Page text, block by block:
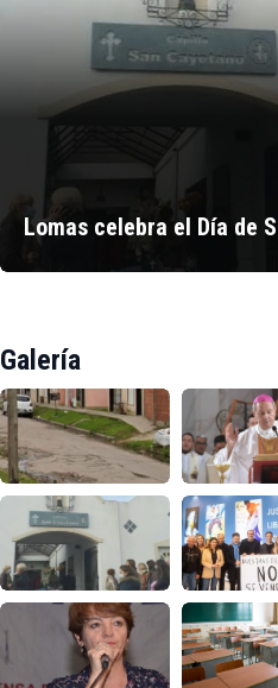
Lomas celebra el Día de
Galería